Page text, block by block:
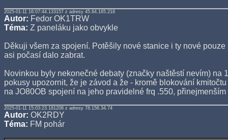
2025-01-11 16:07:44.133157 z adresy 45.84.165.218
Autor: Fedor OK1TRW
Téma: Z paneláku jako obvykle
Děkuji všem za spojení. Potěšily nové stanice i ty nové
asi počasí dalo zabrat.
Novinkou byly nekonečné debaty (značky naštěstí nevím) na
pokusy upozornit, že je závod a že - kromě blokování
na JO80OB spojení na jeho pravidelné frq .550,
2025-01-11 15:03:23.181208 z adresy 78.156.34.74
Autor: OK2RDY
Téma: FM pohár